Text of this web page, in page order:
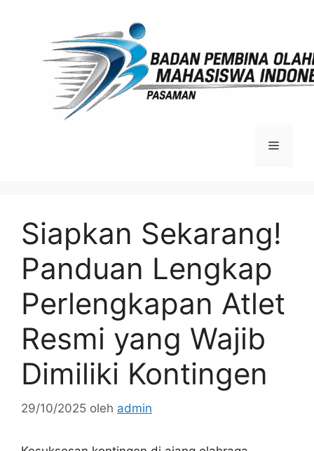
Menu
Siapkan Sekarang!
Panduan Lengkap
Perlengkapan Atlet
Resmi yang Wajib
Dimiliki Kontingen
29/10/2025 oleh admin